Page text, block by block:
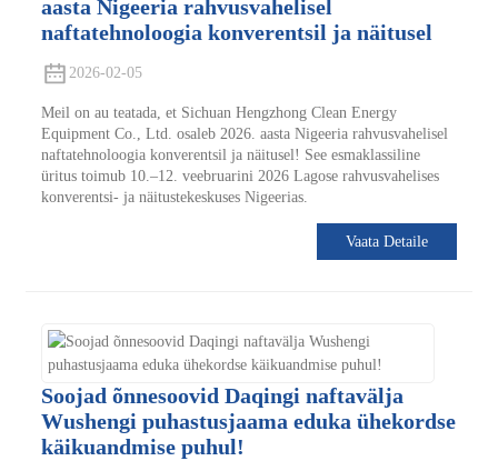
aasta Nigeeria rahvusvahelisel
naftatehnoloogia konverentsil ja näitusel
2026-02-05
Meil on au teatada, et Sichuan Hengzhong Clean Energy
Equipment Co., Ltd. osaleb 2026. aasta Nigeeria rahvusvahelisel
naftatehnoloogia konverentsil ja näitusel! See esmaklassiline
üritus toimub 10.–12. veebruarini 2026 Lagose rahvusvahelises
konverentsi- ja näitustekeskuses Nigeerias.
Vaata Detaile
Soojad õnnesoovid Daqingi naftavälja
Wushengi puhastusjaama eduka ühekordse
käikuandmise puhul!